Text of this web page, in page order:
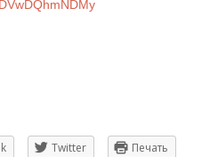
Twitter Печать